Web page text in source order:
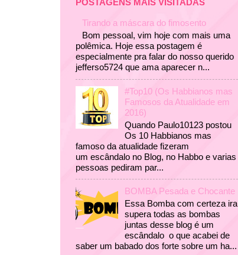
POSTAGENS MAIS VISITADAS
Tirando a máscara do fimosento
Bom pessoal, vim hoje com mais uma
polêmica. Hoje essa postagem é
especialmente pra falar do nosso querido
jefferso5724 que ama aparecer n...
#Top10 (Os Habbianos mas
Famosos da Atualidade em
2016)
Quando Paulo10123 postou
Os 10 Habbianos mas
famoso da atualidade fizeram
um escândalo no Blog, no Habbo e varias
pessoas pediram par...
BOMBA Pesada e Chocante
Essa Bomba com certeza ira
supera todas as bombas
juntas desse blog é um
escândalo o que acabei de
saber um babado dos forte sobre um ha...